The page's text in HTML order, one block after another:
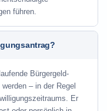
führen.
Bürgergeld-
– in der Regel
Er